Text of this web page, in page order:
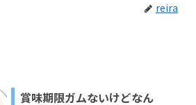
reira
賞味期限ガムないけどなん